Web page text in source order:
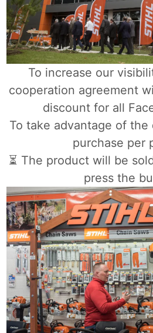
To increase our
cooperation agreement
discount for all
To take advantage of
purchase per
⏳ The product will be
press the